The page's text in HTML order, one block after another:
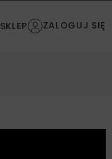
SKLEP ZALOGUJ SIĘ